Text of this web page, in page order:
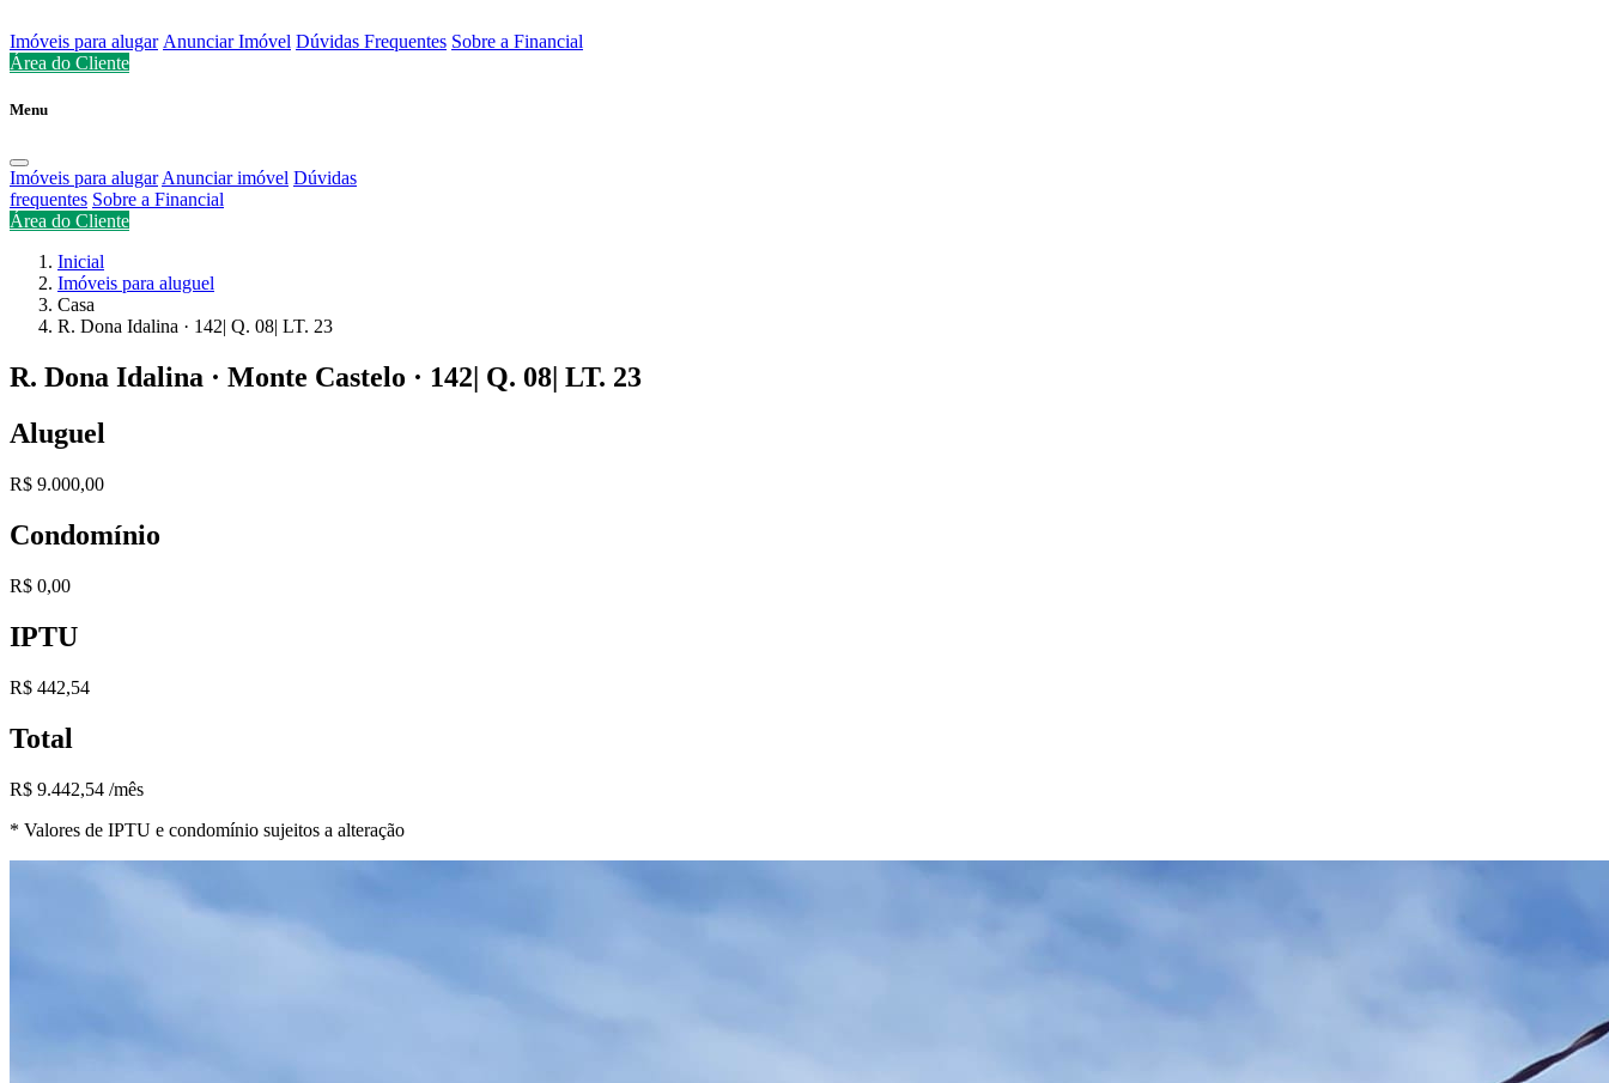
Imóveis para alugar Anunciar Imóvel Dúvidas Frequentes Sobre a Financial
Área do Cliente
Menu
Imóveis para alugar Anunciar imóvel Dúvidas
frequentes Sobre a Financial
Área do Cliente
Inicial
Imóveis para aluguel
Casa
R. Dona Idalina · 142| Q. 08| LT. 23
R. Dona Idalina · Monte Castelo · 142| Q. 08| LT. 23
Aluguel
R$ 9.000,00
Condomínio
R$ 0,00
IPTU
R$ 442,54
Total
R$ 9.442,54 /mês
* Valores de IPTU e condomínio sujeitos a alteração